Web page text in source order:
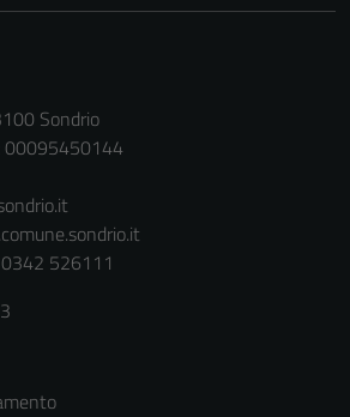
Sondrio
00095450144
526111
funzionamento
Questi cookie
personali.